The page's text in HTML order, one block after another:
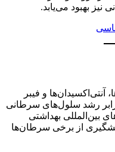
نیز بهبود می‌یابد.
آنتی‌اکسیدان‌ها و فیبر
رشد سلول‌های سرطانی
بین‌المللی بهداشتی
از برخی سرطان‌ها